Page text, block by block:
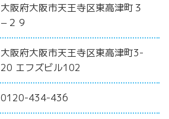
大阪府大阪市天王寺区東高津町３
−２９
大阪府大阪市天王寺区東高津町3-
20 エフズビル102
0120-434-436